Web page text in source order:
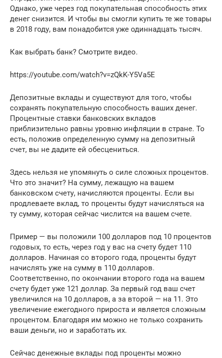
Однако, уже через год покупательная способность этих
денег снизится. И чтобы вы смогли купить те же товары
в 2018 году, вам понадобится уже одиннадцать тысяч.
Как выбрать банк? Смотрите видео.
https://youtube.com/watch?v=zQkK-Y5Va5E
Депозитные вклады и существуют для того, чтобы
сохранять покупательную способность ваших денег.
Процентные ставки банковских вкладов
приблизительно равны уровню инфляции в стране. То
есть, положив определенную сумму на депозитный
счет, вы не дадите ей обесцениться.
Здесь нельзя не упомянуть о силе сложных процентов.
Что это значит? На сумму, лежащую на вашем
банковском счету, начисляются проценты. Если вы
продлеваете вклад, то проценты будут начисляться на
ту сумму, которая сейчас числится на вашем счете.
Пример — вы положили 100 долларов под 10 процентов
годовых, то есть, через год у вас на счету будет 110
долларов. Начиная со второго года, проценты будут
начислять уже на сумму в 110 долларов.
Соответственно, по окончании второго года на вашем
счету будет уже 121 доллар. За первый год ваш счет
увеличился на 10 долларов, а за второй — на 11. Это
увеличение ежегодного прироста и является сложным
процентом. Благодаря им можно не только сохранить
ваши деньги, но и заработать их.
Сейчас денежные вклады под проценты можно